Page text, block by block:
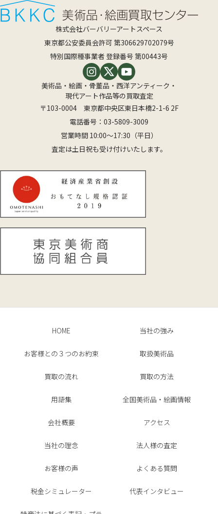
株式会社バーバリーアートスペース
東京都公安委員会許可 第306629702079号
特別国際種事業者 登録番号 第00443号
美術品・絵画・骨董品・西洋アンティーク・
現代アート作品等の買取査定
〒103-0004 東京都中央区東日本橋2-1-6 2F
電話番号： 03-5809-3009
営業時間 10:00〜17:30（平日）
査定は土日祝も受け付けいたします。
HOME 当社の強み
お客様との３つのお約束 取扱美術品
買取の流れ 買取の方法
用語集 全国美術品・絵画情報
会社概要 アクセス
当社の理念 法人様の査定
お客様の声 よくある質問
税金シミュレーター 代表インタビュー